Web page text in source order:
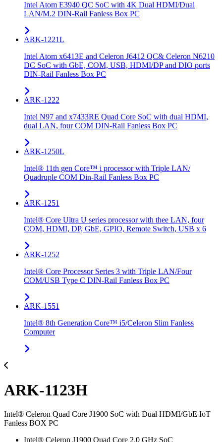
Intel Atom E3940 QC SoC with 4K Dual HDMI/Dual
LAN/M.2 DIN-Rail Fanless Box PC
ARK-1221L
Intel Atom x6413E and Celeron J6412 QC& Celeron N6210
DC SoC with GbE, COM, USB, HDMI/DP and DIO ports
DIN-Rail Fanless Box PC
ARK-1222
Intel N97 and x7433RE Quad Core SoC with dual HDMI,
dual LAN, four COM DIN-Rail Fanless Box PC
ARK-1250L
Intel® 11th gen Core™ i processor with Triple LAN/
Quadruple COM Din-Rail Fanless Box PC
ARK-1251
Intel® Core Ultra U series processor with thee LAN, four
COM, HDMI, DP, GbE, GPIO, Remote Switch, USB x 6
ARK-1252
Intel® Core Processor Series 3 with Triple LAN/Four
COM/USB Type C DIN-Rail Fanless Box PC
ARK-1551
Intel® 8th Generation Core™ i5/Celeron Slim Fanless
Computer
ARK-1123H
Intel® Celeron Quad Core J1900 SoC with Dual HDMI/GbE IoT
Fanless BOX PC
Intel® Celeron J1900 Quad Core 2.0 GHz SoC